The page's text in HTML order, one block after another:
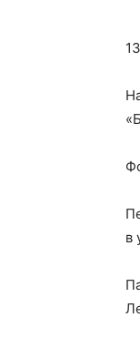
в